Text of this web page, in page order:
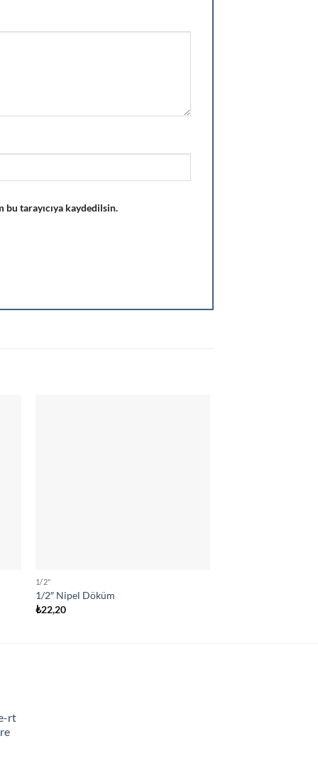
bu tarayıcıya kaydedilsin.
1/2"
1/2″ Nipel Döküm
₺22,20
rt